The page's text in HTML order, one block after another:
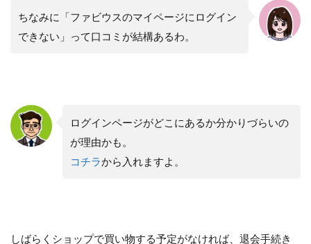
ちなみに「ファビウスのマイページにログイン
できない」って口コミが結構あるわ。
ログインページがどこにあるか分かりづらいの
が理由かも。
コチラから入れますよ。
しばらくショップで買い物する予定がなければ、退会手続き